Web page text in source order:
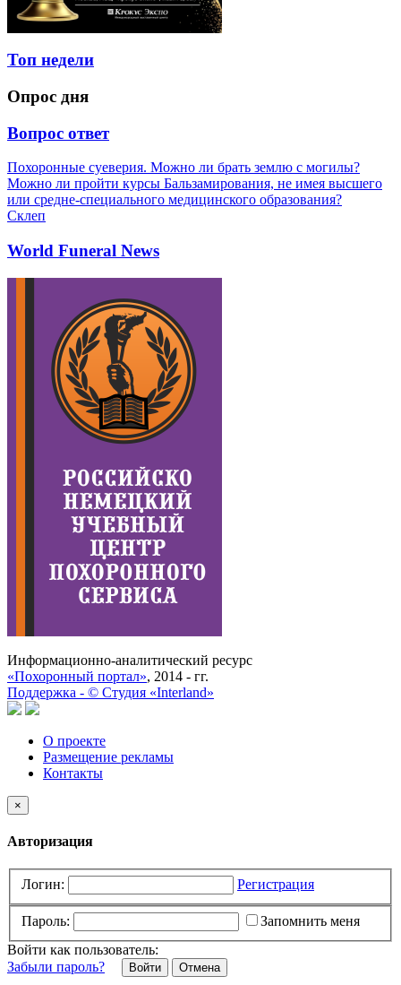
Топ недели
Опрос дня
Вопрос ответ
Похоронные суеверия. Можно ли брать землю с могилы?
Можно ли пройти курсы Бальзамирования, не имея высшего
или средне-специального медицинского образования?
Склеп
World Funeral News
Информационно-аналитический ресурс
«Похоронный портал», 2014 - гг.
Поддержка - © Cтудия «Interland»
О проекте
Размещение рекламы
Контакты
×
Авторизация
Логин: Регистрация
Пароль:
Запомнить меня
Войти как пользователь:
Забыли пароль?
Отмена